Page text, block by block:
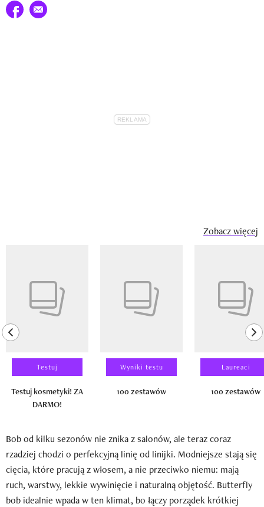
Udostępnij na facebook
E-mail do przyjaciela
Zobacz więcej
previous element
Testuj
Testuj kosmetyki! ZA
DARMO!
Wyniki testu
100 zestawów
Laureaci
100 zestawów
Bob od kilku sezonów nie znika z salonów, ale teraz coraz
rzadziej chodzi o perfekcyjną linię od linijki. Modniejsze stają się
cięcia, które pracują z włosem, a nie przeciwko niemu: mają
ruch, warstwy, lekkie wywinięcie i naturalną objętość. Butterfly
bob idealnie wpada w ten klimat, bo łączy porządek krótkiej